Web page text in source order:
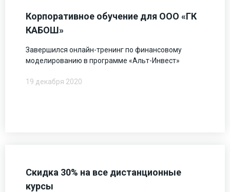
Корпоративное обучение для ООО «ГК
КАБОШ»
Завершился онлайн-тренинг по финансовому
моделированию в программе «Альт-Инвест»
19 декабря 2020
Скидка 30% на все дистанционные
курсы